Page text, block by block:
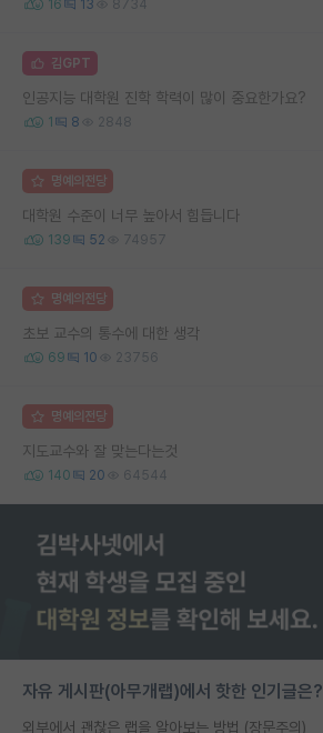
16 13 8734
김GPT
인공지능 대학원 진학 학력이 많이 중요한가요?
1 8 2848
명예의전당
대학원 수준이 너무 높아서 힘듭니다
139 52 74957
명예의전당
초보 교수의 통수에 대한 생각
69 10 23756
명예의전당
지도교수와 잘 맞는다는것
140 20 64544
자유 게시판(아무개랩)에서 핫한 인기글은?
외부에서 괜찮은 랩을 알아보는 방법 (장문주의)